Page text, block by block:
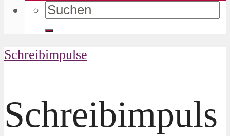
Schreibimpulse
Schreibimpuls